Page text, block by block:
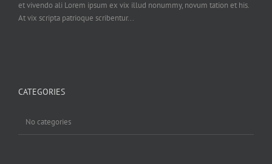
et vivendo ali Lorem ipsum ex vix illud nonummy, novum tation et his.
At vix scripta patrioque scribentur...
CATEGORIES
No categories